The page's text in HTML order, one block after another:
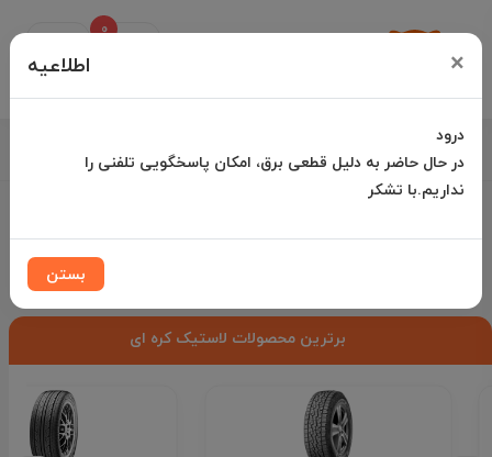
Uz
0
021-35000042 |
پاسخگویی تلفنی شنبه تا چهارشنبه از 10:00 الی ۱۵:30 پنجشنبه تا 13:00
× اطلاعیه
درود
در حال حاضر به دلیل قطعی برق، امکان پاسخگویی تلفنی را
نداریم.با تشکر
بستن
برترین محصولات لاستیک کره ای